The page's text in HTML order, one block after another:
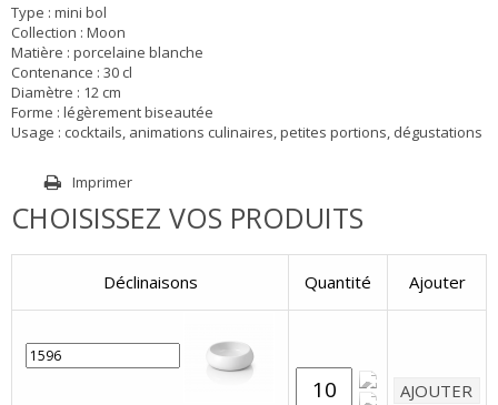
Type : mini bol
Collection : Moon
Matière : porcelaine blanche
Contenance : 30 cl
Diamètre : 12 cm
Forme : légèrement biseautée
Usage : cocktails, animations culinaires, petites portions, dégustations
Imprimer
CHOISISSEZ VOS PRODUITS
Déclinaisons Quantité Ajouter